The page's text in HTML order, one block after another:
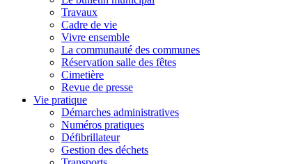
Travaux
Cadre de vie
Vivre ensemble
La communauté des communes
Réservation salle des fêtes
Cimetière
Revue de presse
Vie pratique
Démarches administratives
Numéros pratiques
Défibrillateur
Gestion des déchets